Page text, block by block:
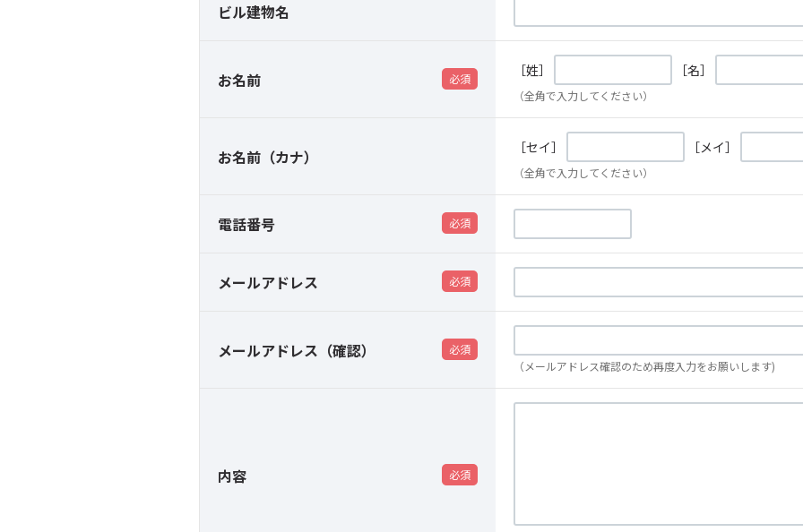
ビル建物名
お名前 ［姓］ ［名］
（全角で入力してください）
お名前（カナ） ［セイ］ ［メイ］
（全角で入力してください）
電話番号
メールアドレス
メールアドレス（確認）
（メールアドレス確認のため再度入力をお願いします)
内容